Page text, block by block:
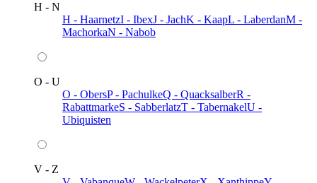
H - N
H - HaarnetzI - IbexJ - JachK - KaapL - LaberdanM -
MachorkaN - Nabob
O - U
O - ObersP - PachulkeQ - QuacksalberR -
RabattmarkeS - SabberlatzT - TabernakelU -
Ubiquisten
V - Z